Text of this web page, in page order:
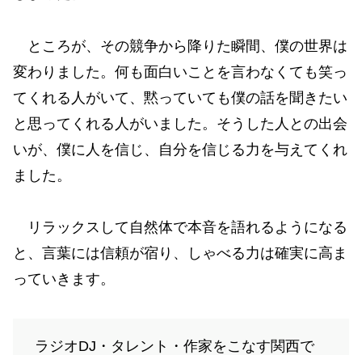
ところが、その競争から降りた瞬間、僕の世界は
変わりました。何も面白いことを言わなくても笑っ
てくれる人がいて、黙っていても僕の話を聞きたい
と思ってくれる人がいました。そうした人との出会
いが、僕に人を信じ、自分を信じる力を与えてくれ
ました。
リラックスして自然体で本音を語れるようになる
と、言葉には信頼が宿り、しゃべる力は確実に高ま
っていきます。
ラジオDJ・タレント・作家をこなす関西で